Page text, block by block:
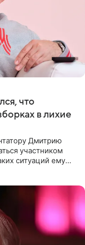
что
в лихие
Дмитрию
участником
ситуаций ему